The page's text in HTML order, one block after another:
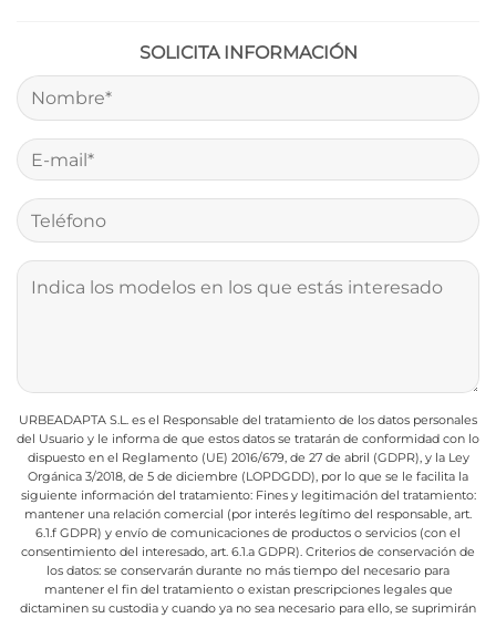
SOLICITA INFORMACIÓN
URBEADAPTA S.L. es el Responsable del tratamiento de los datos personales
del Usuario y le informa de que estos datos se tratarán de conformidad con lo
dispuesto en el Reglamento (UE) 2016/679, de 27 de abril (GDPR), y la Ley
Orgánica 3/2018, de 5 de diciembre (LOPDGDD), por lo que se le facilita la
siguiente información del tratamiento:Fines y legitimación del tratamiento:
mantener una relación comercial (por interés legítimo del responsable, art.
6.1.f GDPR) y envío de comunicaciones de productos o servicios (con el
consentimiento del interesado, art. 6.1.a GDPR). Criterios de conservación de
los datos: se conservarán durante no más tiempo del necesario para
mantener el fin del tratamiento o existan prescripciones legales que
dictaminen su custodia y cuando ya no sea necesario para ello, se suprimirán